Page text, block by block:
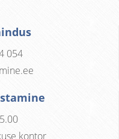
054
kontor